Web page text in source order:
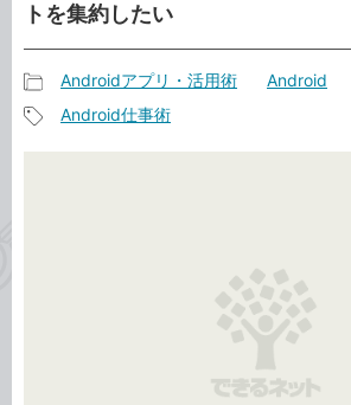
トを集約したい
事
カ
Androidアプリ・活用術 Android
Android仕事術